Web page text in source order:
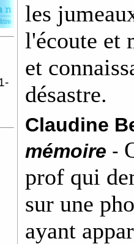
les
l'écoute et
et
désastre.
Claudine
mémoire -
prof qui
sur une
ayant